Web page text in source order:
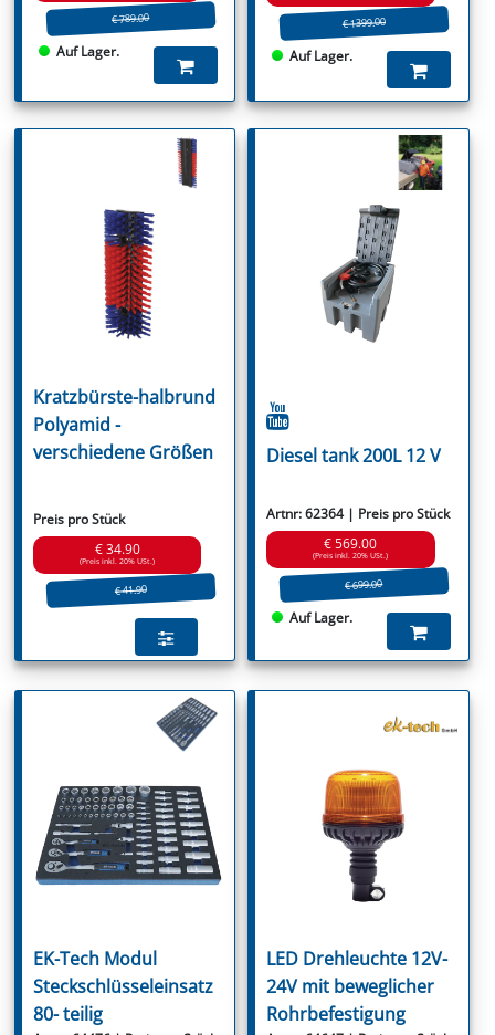
€ 789.00
Auf Lager.
€ 1399.00
Auf Lager.
Kratzbürste-halbrund
Polyamid -
verschiedene Größen
Preis pro Stück
€ 34.90
(Preis inkl. 20% USt.)
€ 41.90
Diesel tank 200L 12 V
Artnr: 62364 | Preis pro Stück
€ 569.00
(Preis inkl. 20% USt.)
€ 699.00
Auf Lager.
EK-Tech Modul
Steckschlüsseleinsatz
80- teilig
LED Drehleuchte 12V-
24V mit beweglicher
Rohrbefestigung